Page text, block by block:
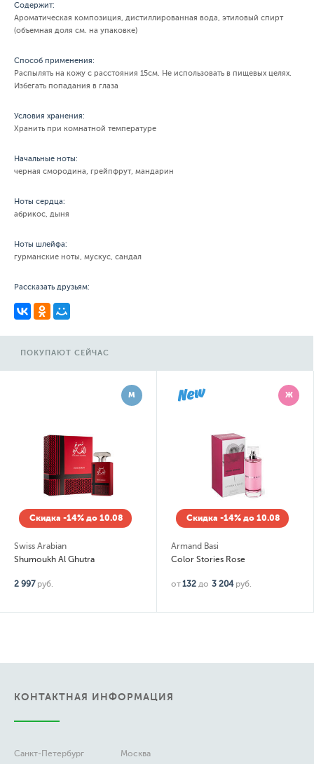
Содержит:
Ароматическая композиция, дистиллированная вода, этиловый спирт
(объемная доля см. на упаковке)
Способ применения:
Распылять на кожу с расстояния 15см. Не использовать в пищевых целях.
Избегать попадания в глаза
Условия хранения:
Хранить при комнатной температуре
Начальные ноты:
черная смородина, грейпфрут, мандарин
Ноты сердца:
абрикос, дыня
Ноты шлейфа:
гурманские ноты, мускус, сандал
Рассказать друзьям:
ПОКУПАЮТ СЕЙЧАС
М
Скидка -14% до 10.08
Swiss Arabian
Shumoukh Al Ghutra
2 997 руб.
Ж
Скидка -14% до 10.08
Armand Basi
Color Stories Rose
от132 до 3 204 руб.
КОНТАКТНАЯ ИНФОРМАЦИЯ
Санкт-Петербург Москва